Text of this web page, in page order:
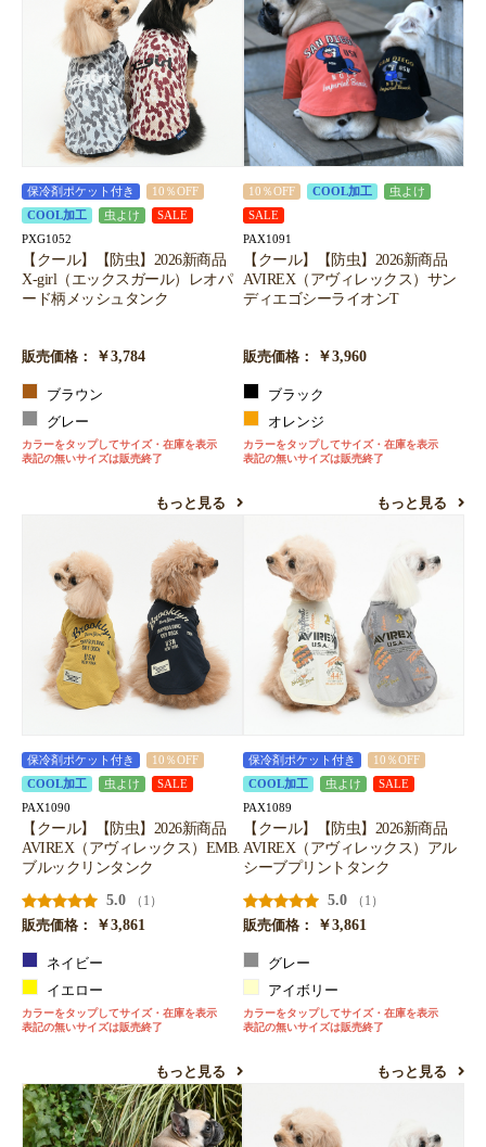
保冷剤ポケット付き
10％OFF
COOL加工
虫よけ SALE
PXG1052
【クール】【防虫】2026新商品
X-girl（エックスガール）レオパ
ード柄メッシュタンク
販売価格： ￥3,784
ブラウン
グレー
カラーをタップしてサイズ・在庫を表示
表記の無いサイズは販売終了
もっと見る
10％OFF COOL加工
虫よけ
SALE
PAX1091
【クール】【防虫】2026新商品
AVIREX（アヴィレックス）サン
ディエゴシーライオンT
販売価格： ￥3,960
ブラック
オレンジ
カラーをタップしてサイズ・在庫を表示
表記の無いサイズは販売終了
もっと見る
保冷剤ポケット付き
10％OFF
COOL加工
虫よけ SALE
PAX1090
【クール】【防虫】2026新商品
AVIREX（アヴィレックス）EMB.
ブルックリンタンク
5.0
（1）
販売価格：
￥3,861
ネイビー
イエロー
カラーをタップしてサイズ・在庫を表示
表記の無いサイズは販売終了
もっと見る
保冷剤ポケット付き
10％OFF
COOL加工
虫よけ SALE
PAX1089
【クール】【防虫】2026新商品
AVIREX（アヴィレックス）アル
シーブプリントタンク
5.0
（1）
販売価格：
￥3,861
グレー
アイボリー
カラーをタップしてサイズ・在庫を表示
表記の無いサイズは販売終了
もっと見る
お買い物を続ける カートへ進む